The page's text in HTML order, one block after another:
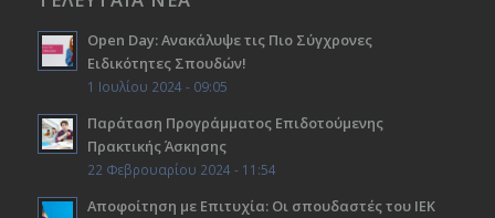
Open Day: Ανακάλυψε τις Πιο Σύγχρονες
Ειδικότητες Σπουδών!
1 Ιουλίου 2024 - 09:05
Παράταση Προγράμματος Επιδοτούμενης
Πρακτικής Άσκησης
22 Φεβρουαρίου 2024 - 11:54
Αποφοίτηση με Επιτυχία: Οι σπουδαστές του ΙΕΚ